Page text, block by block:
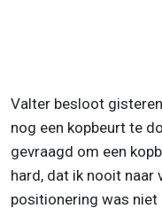
Valter besloot
nog een kopbeurt te
gevraagd om een
hard, dat ik nooit naar
positionering was niet